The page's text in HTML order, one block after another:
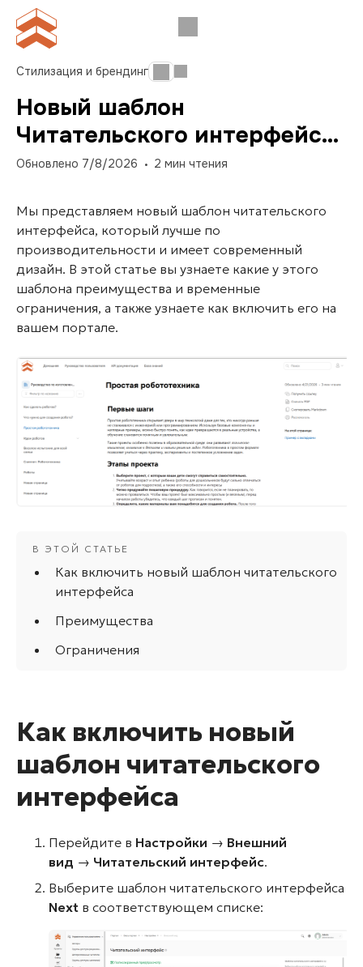
Стилизация и брендинг
Новый шаблон
Читательского интерфейса
Next
Обновлено 7/8/2026 2 мин чтения
Мы представляем новый шаблон читательского
интерфейса, который лучше по
производительности и имеет современный
дизайн. В этой статье вы узнаете какие у этого
шаблона преимущества и временные
ограничения, а также узнаете как включить его на
вашем портале.
Как включить новый шаблон читательского
интерфейса
Преимущества
Ограничения
Как включить новый
шаблон читательского
интерфейса
Перейдите в Настройки → Внешний
вид → Читательский интерфейс.
Выберите шаблон читательского интерфейса
Next в соответствующем списке: